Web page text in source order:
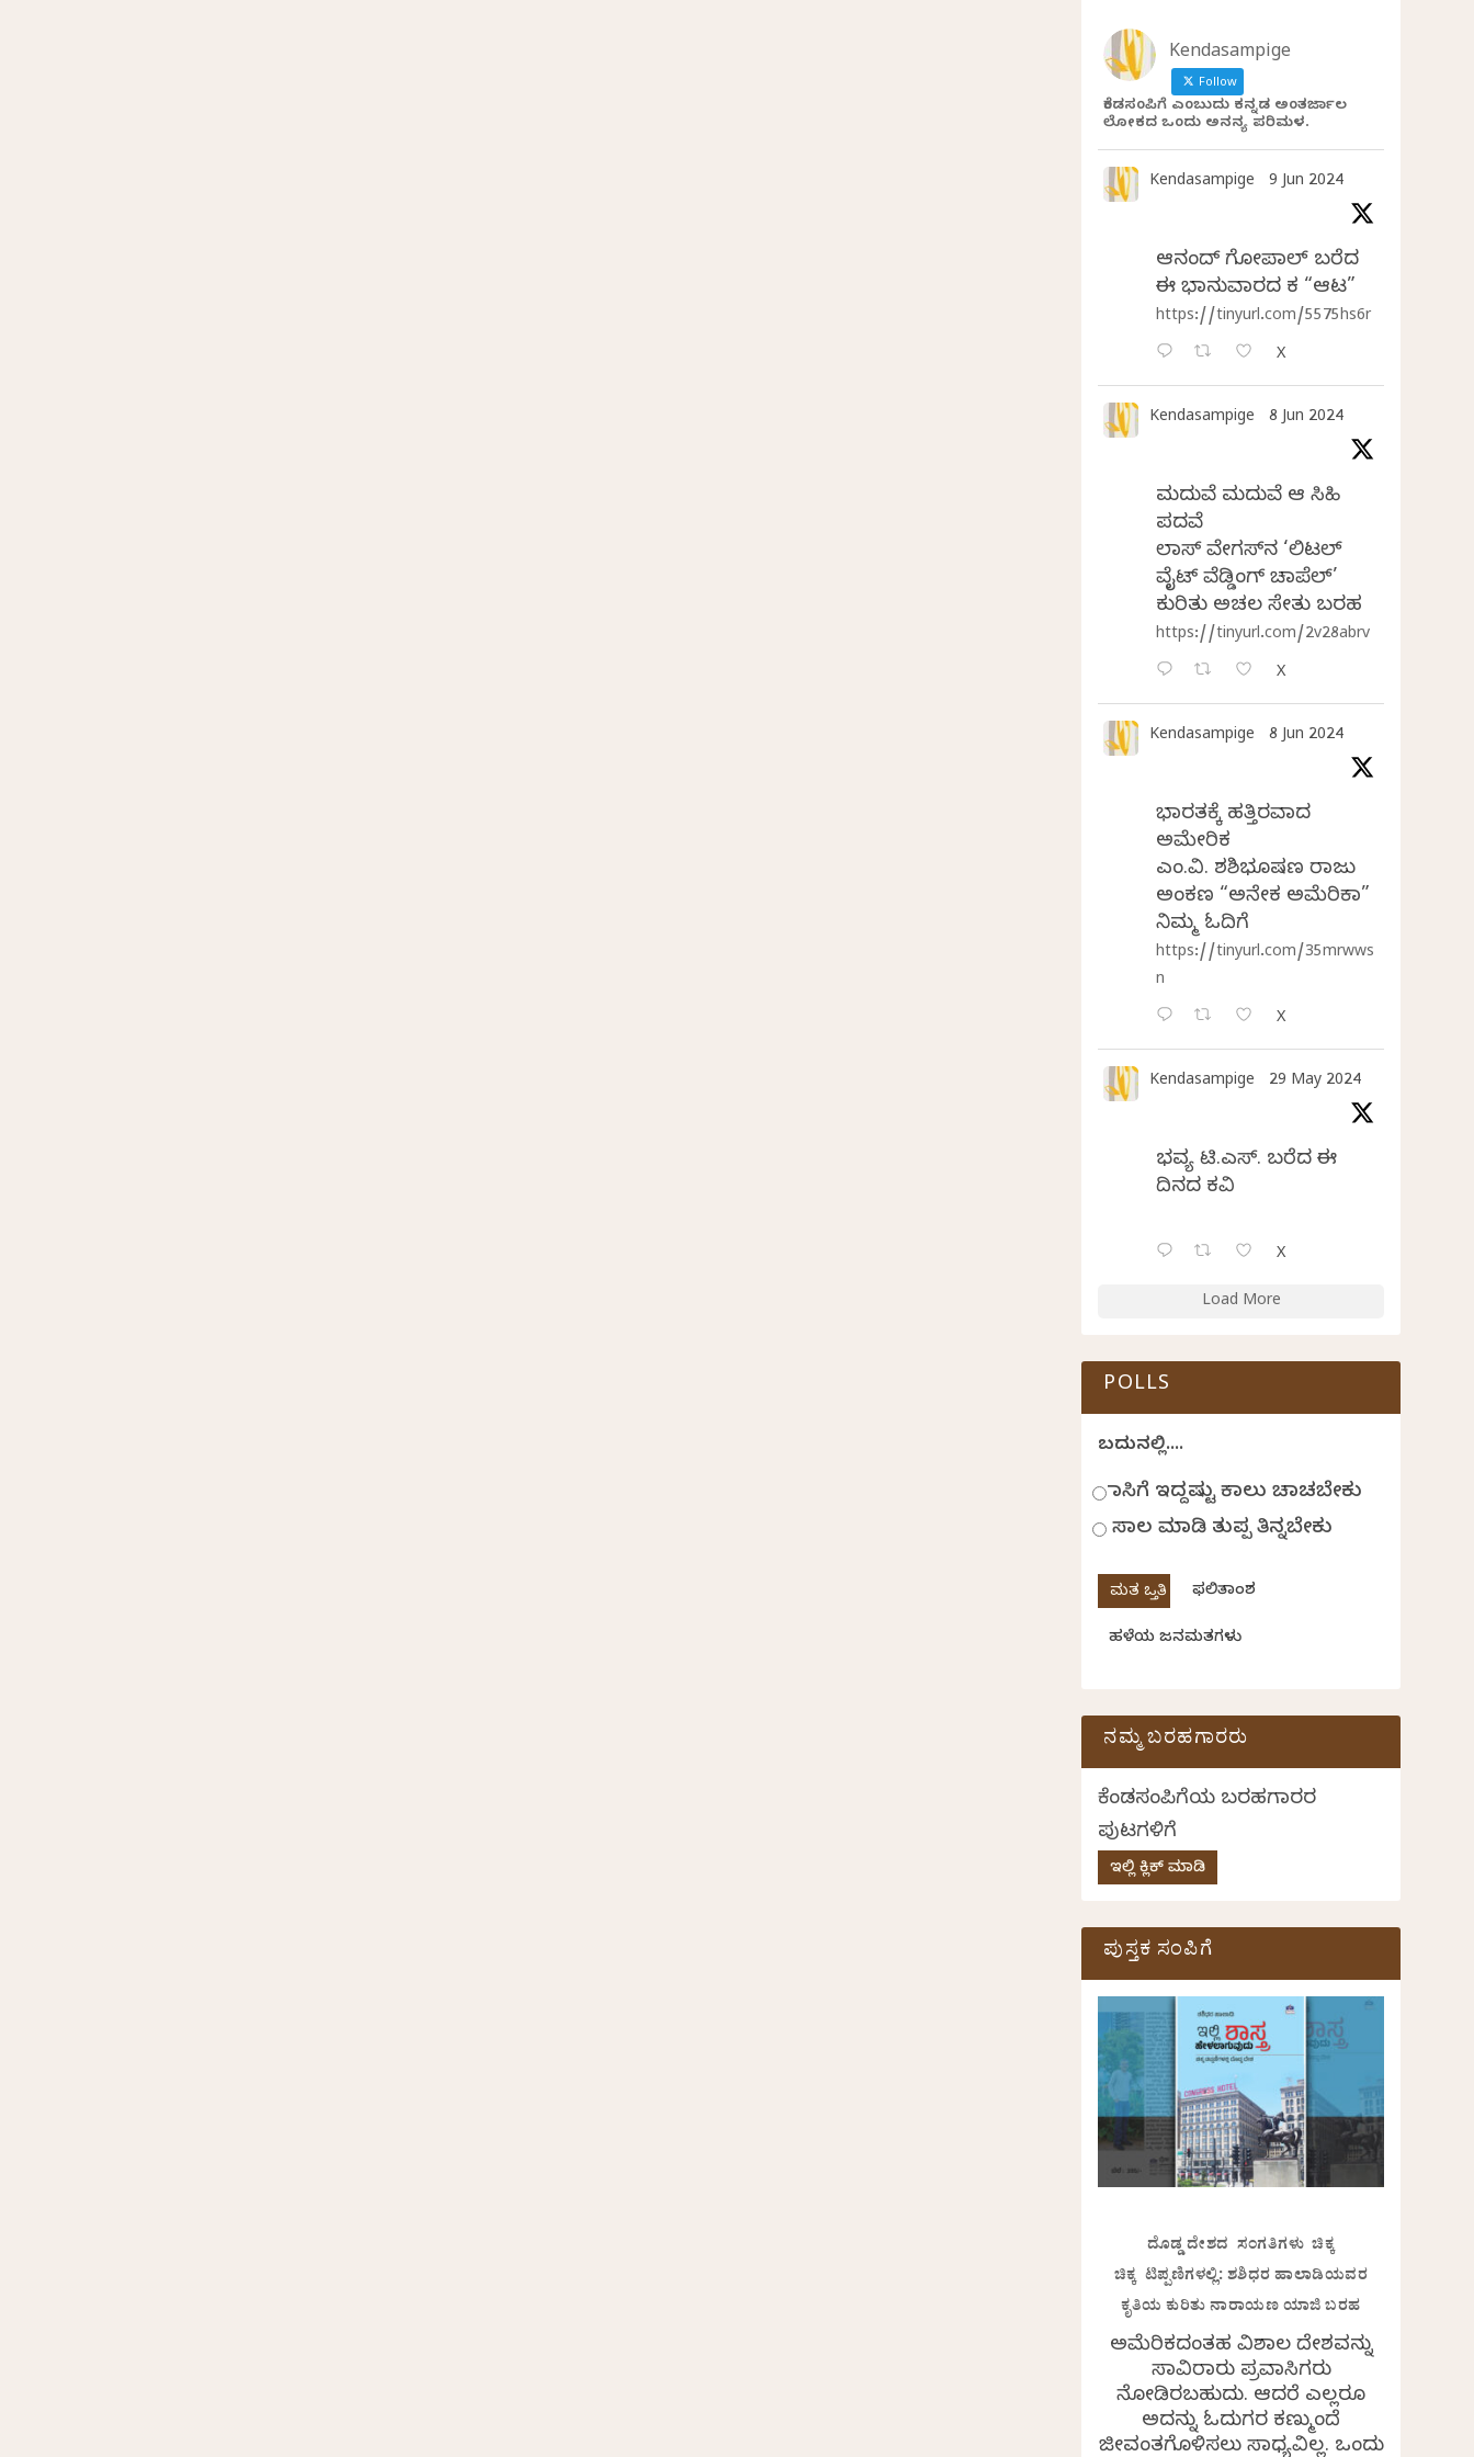
Kendasampige
Follow
ಕೆಂಡಸಂಪಿಗೆ ಎಂಬುದು ಕನ್ನಡ ಅಂತರ್ಜಾಲ
ಲೋಕದ ಒಂದು ಅನನ್ಯ ಪರಿಮಳ.
Kendasampige 9 Jun 2024
ಆನಂದ್‌ ಗೋಪಾಲ್‌ ಬರೆದ
ಈ ಭಾನುವಾರದ ಕತೆ “ಆಟ”
https://tinyurl.com/5575hs6r
X
Kendasampige 8 Jun 2024
ಮದುವೆ ಮದುವೆ ಆ ಸಿಹಿ
ಪದವೆ
ಲಾಸ್‌ ವೇಗಸ್‌ನ ‘ಲಿಟಲ್
ವೈಟ್ ವೆಡ್ಡಿಂಗ್ ಚಾಪೆಲ್’
ಕುರಿತು ಅಚಲ ಸೇತು ಬರಹ
https://tinyurl.com/2v28abrv
X
Kendasampige 8 Jun 2024
ಭಾರತಕ್ಕೆ ಹತ್ತಿರವಾದ
ಅಮೇರಿಕ
ಎಂ.ವಿ. ಶಶಿಭೂಷಣ ರಾಜು
ಅಂಕಣ “ಅನೇಕ ಅಮೆರಿಕಾ”
ನಿಮ್ಮ ಓದಿಗೆ
https://tinyurl.com/35mrwws
n
X
Kendasampige 29 May 2024
ಭವ್ಯ ಟಿ.ಎಸ್. ಬರೆದ ಈ
ದಿನದ ಕವಿತೆ
X
Load More
POLLS
ಬದುಕಿನಲ್ಲಿ....
ಹಾಸಿಗೆ ಇದ್ದಷ್ಟು ಕಾಲು ಚಾಚಬೇಕು
ಸಾಲ ಮಾಡಿ ತುಪ್ಪ ತಿನ್ನಬೇಕು
ಫಲಿತಾಂಶ
ಹಳೆಯ ಜನಮತಗಳು
ನಮ್ಮ ಬರಹಗಾರರು
ಕೆಂಡಸಂಪಿಗೆಯ ಬರಹಗಾರರ
ಪುಟಗಳಿಗೆ
ಇಲ್ಲಿ ಕ್ಲಿಕ್ ಮಾಡಿ
ಪುಸ್ತಕ ಸಂಪಿಗೆ
ದೊಡ್ಡ ದೇಶದ ಸಂಗತಿಗಳು ಚಿಕ್ಕ
ಚಿಕ್ಕ ಟಿಪ್ಪಣಿಗಳಲ್ಲಿ: ಶಶಿಧರ ಹಾಲಾಡಿಯವರ
ಕೃತಿಯ ಕುರಿತು ನಾರಾಯಣ ಯಾಜಿ ಬರಹ
ಅಮೆರಿಕದಂತಹ ವಿಶಾಲ ದೇಶವನ್ನು
ಸಾವಿರಾರು ಪ್ರವಾಸಿಗರು
ನೋಡಿರಬಹುದು. ಆದರೆ ಎಲ್ಲರೂ
ಅದನ್ನು ಓದುಗರ ಕಣ್ಮುಂದೆ
ಜೀವಂತಗೊಳಿಸಲು ಸಾಧ್ಯವಿಲ್ಲ. ಒಂದು